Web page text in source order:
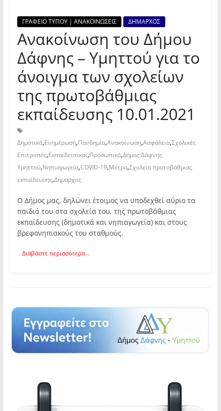
ΓΡΑΦΕΙΟ ΤΥΠΟΥ | ΑΝΑΚΟΙΝΩΣΕΙΣ ΔΗΜΑΡΧΟΣ
Ανακοίνωση του Δήμου
Δάφνης – Υμηττού για το
άνοιγμα των σχολείων
της πρωτοβάθμιας
εκπαίδευσης 10.01.2021
Δημοτικά,Ενημέρωση,Πανδημία,Ανακοίνωση,Ασφάλεια,Σχολικές
Επιτροπές,Εκπαιδευτικοί,Προσωπικό,Δήμος Δάφνης
Υμηττού,Νηπιαγωγεία,COVID-19,Μέτρα,Σχολεία προτοβάθμιας
εκπαίδευσης,Δήμαρχος
Ο Δήμος μας, δηλώνει έτοιμος να υποδεχθεί αύριο τα
παιδιά του στα σχολεία του, της πρωτοβάθμιας
εκπαίδευσης (δημοτικά και νηπιαγωγεία) και στους
βρεφονηπιακούς του σταθμούς.
Διαβάστε περισσότερα...